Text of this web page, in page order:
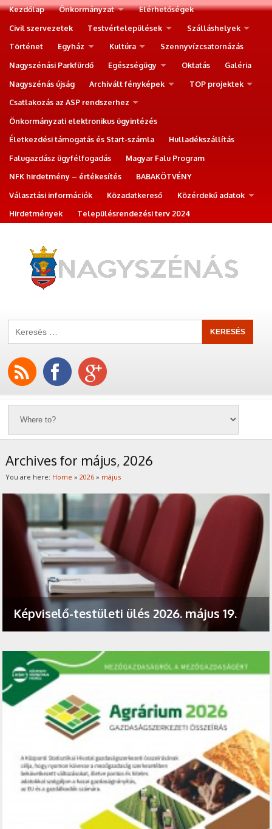
Kezdőlap Önkormányzat
Elérhetőségek
Civil szervezetek
Testvértelepülések
Szálláshelyek
Történet
Egyház Kultúra
Szennyvízcsatornázás
Nagyszénási Parkfürdő
Egészségügy Oktatás
Galéria
Nagyszénás újság
Archivált fényképek
TOP projektek
Csatlakozás az ASP rendszerhez
Önkormányzati elektronikus ügyintézés
Életkezdési támogatás és Start-számla
Hulladékszállítás
Falugazdász ügyfélfogadás
Magyar Falu Program
NFK hirdetmény – értékesítés
BABAKÖTVÉNY
Választási információk
Közadatkereső
Közérdekű adatok
Hirdetmények
Településrendezési terv 2024
Archives for május, 2026
You are here: Home » 2026» május
Képviselő-testületi ülés 2026. május 19.